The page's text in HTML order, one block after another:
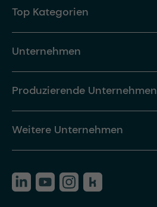
Top Kategorien
Unternehmen
Produzierende Unternehmen
Weitere Unternehmen